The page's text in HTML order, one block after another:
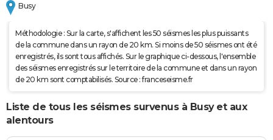
Busy
Méthodologie : Sur la carte, s'affichent les 50 séismes les plus puissants
de la commune dans un rayon de 20 km. Si moins de 50 séismes ont été
enregistrés, ils sont tous affichés. Sur le graphique ci-dessous, l'ensemble
des séismes enregistrés sur le territoire de la commune et dans un rayon
de 20 km sont comptabilisés. Source : franceseisme.fr
Liste de tous les séismes survenus à Busy et aux
alentours